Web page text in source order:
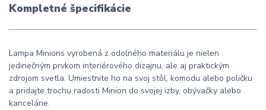
Kompletné špecifikácie
Lampa Minions vyrobená z odolného materiálu je nielen
jedinečným prvkom interiérového dizajnu, ale aj praktickým
zdrojom svetla. Umiestnite ho na svoj stôl, komodu alebo poličku
a pridajte trochu radosti Minion do svojej izby, obývačky alebo
kancelárie.